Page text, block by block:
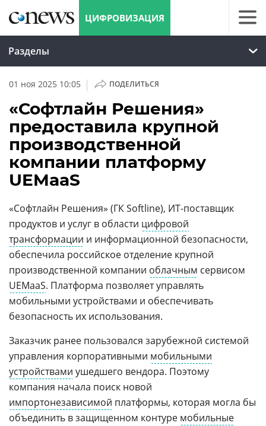
ЦИФРОВИЗАЦИЯ
Разделы
01 ноя 2025 10:05 | ПОДЕЛИТЬСЯ
«Софтлайн Решения»
предоставила крупной
производственной
компании платформу
UEMaaS
«Софтлайн Решения» (ГК Softline), ИТ-поставщик
продуктов и услуг в области цифровой
трансформации и информационной безопасности,
обеспечила российское отделение крупной
производственной компании облачным сервисом
UEMaaS. Платформа позволяет управлять
мобильными устройствами и обеспечивать
безопасность их использования.
Заказчик ранее пользовался зарубежной системой
управления корпоративными мобильными
устройствами ушедшего вендора. Поэтому
компания начала поиск новой
импортонезависимой платформы, которая могла бы
объединить в защищенном контуре мобильные